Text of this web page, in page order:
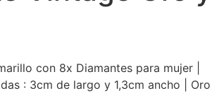
con 8x Diamantes para mujer |
: 3cm de largo y 1,3cm ancho | Oro